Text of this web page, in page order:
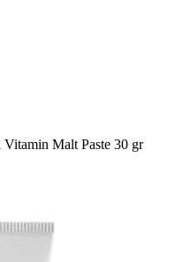
Malt Paste 30 gr